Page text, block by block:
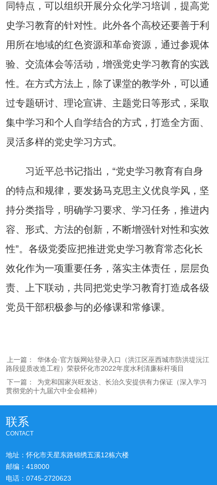
同特点，可以组织开展分众化学习培训，提高党
史学习教育的针对性。此外各个高校还要善于利
用所在地域的红色资源和革命资源，通过参观体
验、交流体会等活动，增强党史学习教育的实践
性。在方式方法上，除了课堂的教学外，可以通
过专题研讨、理论宣讲、主题党日等形式，采取
集中学习和个人自学结合的方式，打造全方面、
灵活多样的党史学习方式。
习近平总书记指出，“党史学习教育有自身
的特点和规律，要发扬马克思主义优良学风，坚
持分类指导，明确学习要求、学习任务，推进内
容、形式、方法的创新，不断增强针对性和实效
性”。各级党委应把推进党史学习教育常态化长
效化作为一项重要任务，落实主体责任，层层负
责、上下联动，共同把党史学习教育打造成各级
党员干部积极参与的必修课和常修课。
上一篇：
华体会·官方版网站登录入口（洪江区巫西城市防洪堤沅江
路段提质改造工程）荣获怀化市2022年度水利清廉标杆项目
下一篇：
为党和国家兴旺发达、长治久安提供有力保证（深入学习
贯彻党的十九届六中全会精神）
联系
CONTACT
地址：怀化市天星东路锦绣五溪12栋六楼
邮编：418000
电话：0745-2720623